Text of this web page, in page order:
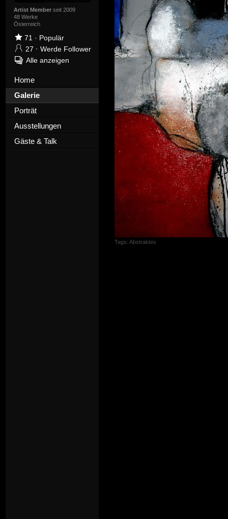
Artist Memberseit 2009
48 Werke
Österreich
71 · Populär
27 · Werde Follower
Alle anzeigen
Home
Galerie
Porträt
Ausstellungen
Gäste & Talk
Tags: Abstraktes